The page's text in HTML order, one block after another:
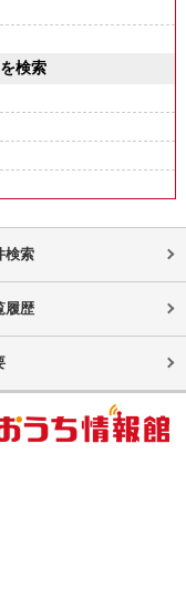
検索
検索
履歴